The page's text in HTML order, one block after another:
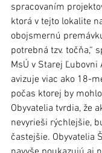
spracovaním
ktorá v tejto lokalite
obojsmernú
potrebná tzv. točňa,“
MsÚ v Starej
avizuje viac ako 18-
počas ktorej by
Obyvatelia tvrdia, že
nevyrieši rýchlejšie,
častejšie. Obyvatelia